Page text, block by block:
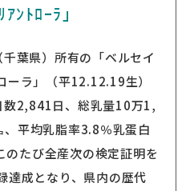
ﾝﾄﾛｰﾗ」
葉県）所有の「ベルセイ
ーラ」（平12.12.19生）
数2,841日、総乳量10万1,
平均乳脂率3.8％乳蛋白
たび全産次の検定証明を
達成となり、県内の歴代